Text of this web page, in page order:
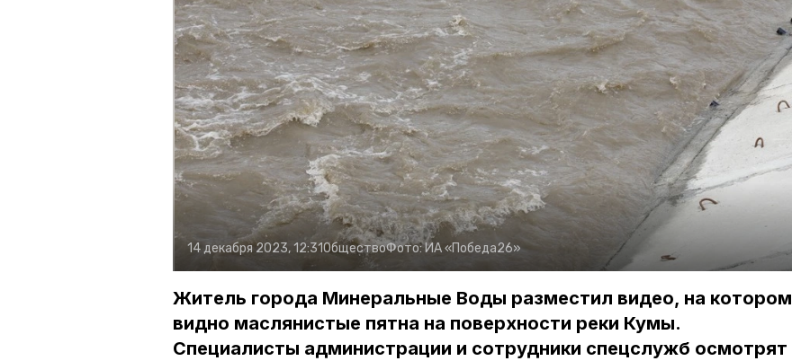
14 декабря 2023, 12:31ОбществоФото:ИА «Победа26»
Житель города Минеральные Воды разместил видео, на котором
видно маслянистые пятна на поверхности реки Кумы.
Специалисты администрации и сотрудники спецслужб осмотрят